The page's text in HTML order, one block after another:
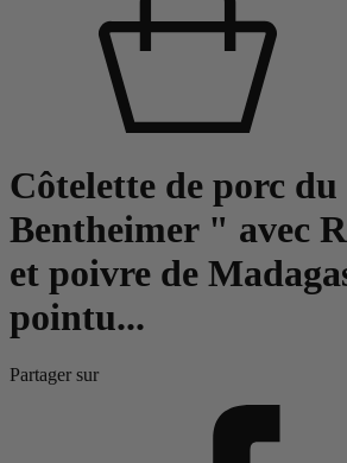
Côtelette de porc
Bentheimer " avec
et poivre de
pointu...
Partager sur